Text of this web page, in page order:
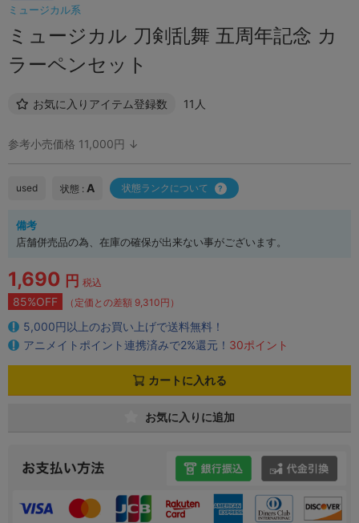
ミュージカル系
ミュージカル 刀剣乱舞 五周年記念 カ
ラーペンセット
お気に入りアイテム登録数 11人
参考小売価格 11,000円 ↓
used 状態 : A 状態ランクについて
備考
店舗併売品の為、在庫の確保が出来ない事がございます。
1,690 円 税込
85%OFF （定価との差額 9,310円）
5,000円以上のお買い上げで送料無料！
アニメイトポイント連携済みで2%還元！ 30ポイント
カートに入れる
お気に入りに追加